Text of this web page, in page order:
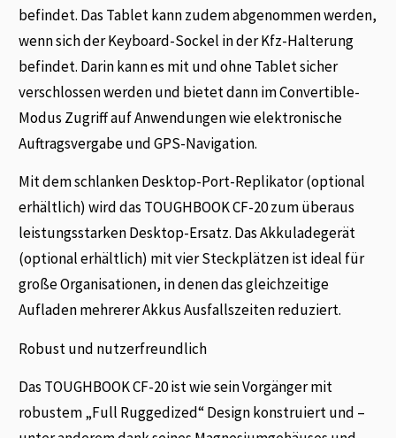
befindet. Das Tablet kann zudem abgenommen werden,
wenn sich der Keyboard-Sockel in der Kfz-Halterung
befindet. Darin kann es mit und ohne Tablet sicher
verschlossen werden und bietet dann im Convertible-
Modus Zugriff auf Anwendungen wie elektronische
Auftragsvergabe und GPS-Navigation.
Mit dem schlanken Desktop-Port-Replikator (optional
erhältlich) wird das TOUGHBOOK CF-20 zum überaus
leistungsstarken Desktop-Ersatz. Das Akkuladegerät
(optional erhältlich) mit vier Steckplätzen ist ideal für
große Organisationen, in denen das gleichzeitige
Aufladen mehrerer Akkus Ausfallszeiten reduziert.
Robust und nutzerfreundlich
Das TOUGHBOOK CF-20 ist wie sein Vorgänger mit
robustem „Full Ruggedized“ Design konstruiert und –